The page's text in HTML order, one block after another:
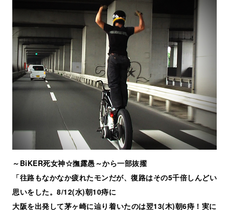
～BiKER死女神☆撫露愚～から一部抜擢
「往路もなかなか疲れたモンだが、復路はその5千倍しんどい
思いをした。8/12(水)朝10痔に
大阪を出発して茅ヶ崎に辿り着いたのは翌13(木)朝6痔！実に